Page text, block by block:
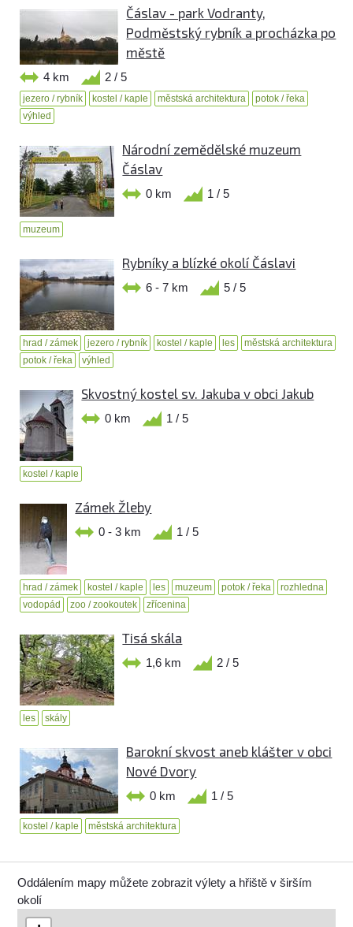
Čáslav - park Vodranty,
Podměstský rybník a procházka po
městě
4 km 2 / 5
jezero / rybník kostel / kaple městská architektura
potok / řeka
výhled
Národní zemědělské muzeum
Čáslav
0 km 1 / 5
muzeum
Rybníky a blízké okolí Čáslavi
6 - 7 km 5 / 5
hrad / zámek jezero / rybník kostel / kaple les
městská architektura
potok / řeka
výhled
Skvostný kostel sv. Jakuba v obci Jakub
0 km 1 / 5
kostel / kaple
Zámek Žleby
0 - 3 km 1 / 5
hrad / zámek kostel / kaple les muzeum potok / řeka
rozhledna
vodopád
zoo / zookoutek zřícenina
Tisá skála
1,6 km 2 / 5
les skály
Barokní skvost aneb klášter v obci
Nové Dvory
0 km 1 / 5
kostel / kaple městská architektura
Oddálením mapy můžete zobrazit výlety a hřiště v širším
okolí